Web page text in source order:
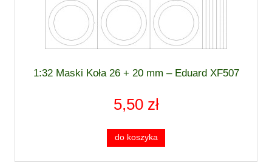
1:32 Maski Koła 26 + 20 mm – Eduard XF507
5,50 zł
do koszyka